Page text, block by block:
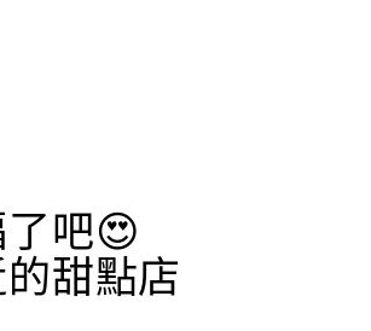
吧😍
甜點店